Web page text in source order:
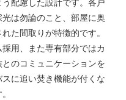
配慮した設計です。各戸
は勿論のこと、部屋に奥
た間取りが特徴的です。
用、また専有部分ではカ
のコミュニケーションを
に追い焚き機能が付くな